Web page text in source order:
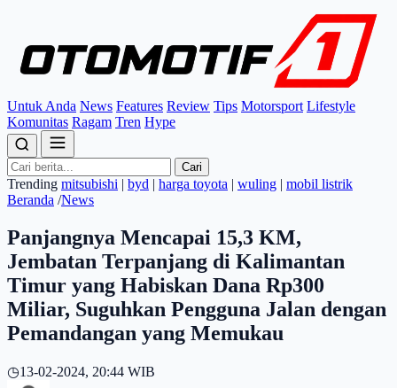
Untuk Anda News Features Review Tips Motorsport Lifestyle
Komunitas Ragam Tren Hype
Cari
Trending mitsubishi | byd | harga toyota | wuling | mobil listrik
Beranda /News
Panjangnya Mencapai 15,3 KM,
Jembatan Terpanjang di Kalimantan
Timur yang Habiskan Dana Rp300
Miliar, Suguhkan Pengguna Jalan dengan
Pemandangan yang Memukau
◷13-02-2024, 20:44 WIB